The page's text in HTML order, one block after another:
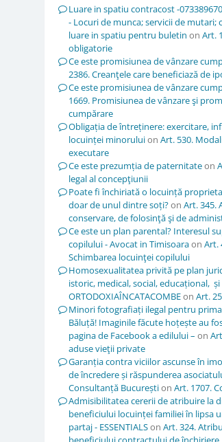
Luare in spatiu contracost -
- Locuri de munca; servicii de mutari;
luare in spatiu pentru buletin on Art.
obligatorie
Ce este promisiunea de vânzare
2386. Creanţele care beneficiază de
Ce este promisiunea de vânzare
1669. Promisiunea de vânzare şi
cumpărare
Obligația de întreținere: exercitare,
locuinței minoruluion Art. 530.
executare
Ce este prezumția de paternitateon
legal al concepţiunii
Poate fi închiriată o locuință
doar de unul dintre soți?on Art. 345.
conservare, de folosinţă şi de
Ce este un plan parental? Interesul
copilului - Avocat in Timisoaraon Art.
Schimbarea locuinţei copilului
Homosexualitatea privită pe plan
istoric, medical, social, educațional,
ORTODOXIAÎNCATACOMBEon Art.
Minori fotografiați ilegal pentru
Băluță! Imaginile făcute hoțește au
pagina de Facebook a edilului – on
aduse vieţii private
Garanția contra viciilor ascunse în
de încredere și răspunderea
Consultanță Bucureștion Art. 1707.
Admisibilitatea cererii de atribuire la
beneficiului locuinței familiei în lipsa
partaj - ESSENTIALSon Art. 324.